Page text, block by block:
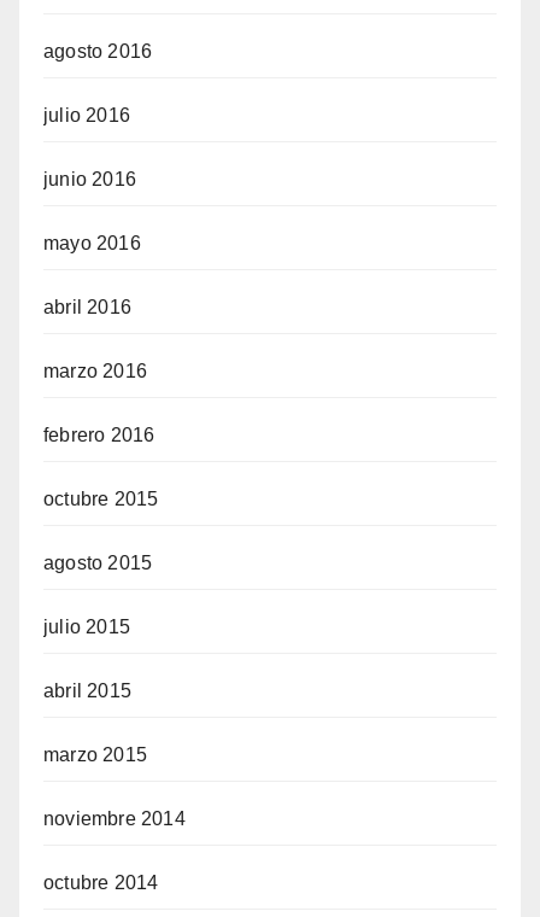
agosto 2016
julio 2016
junio 2016
mayo 2016
abril 2016
marzo 2016
febrero 2016
octubre 2015
agosto 2015
julio 2015
abril 2015
marzo 2015
noviembre 2014
octubre 2014